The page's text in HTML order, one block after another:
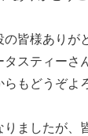
の皆様ありが
タスティーさ
もどうぞよ
りましたが、